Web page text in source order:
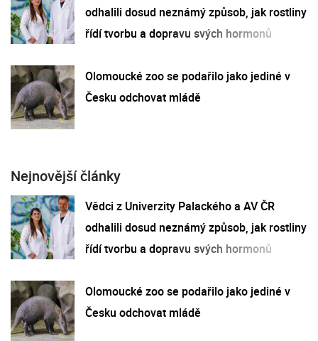
odhalili dosud neznámý způsob, jak rostliny
řídí tvorbu a dopravu svých hormonů
Olomoucké zoo se podařilo jako jediné v
Česku odchovat mládě
Nejnovější články
Vědci z Univerzity Palackého a AV ČR
odhalili dosud neznámý způsob, jak rostliny
řídí tvorbu a dopravu svých hormonů
Olomoucké zoo se podařilo jako jediné v
Česku odchovat mládě